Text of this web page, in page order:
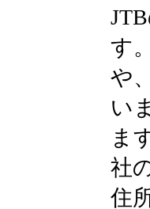
す
や
い
ま
社
住